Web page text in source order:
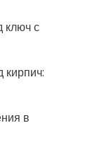
ключ с
кирпич:
в